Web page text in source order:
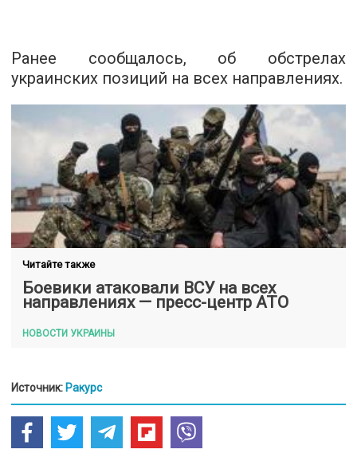
Ранее сообщалось, об обстрелах
украинских позиций на всех направлениях.
Читайте также
Боевики атаковали ВСУ на всех
направлениях — пресс-центр АТО
НОВОСТИ УКРАИНЫ
Источник: Ракурс